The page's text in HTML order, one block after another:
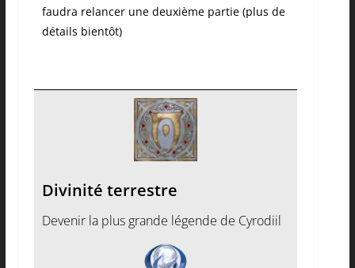
faudra relancer une deuxième partie (plus de
détails bientôt)
Divinité terrestre
Devenir la plus grande légende de Cyrodiil